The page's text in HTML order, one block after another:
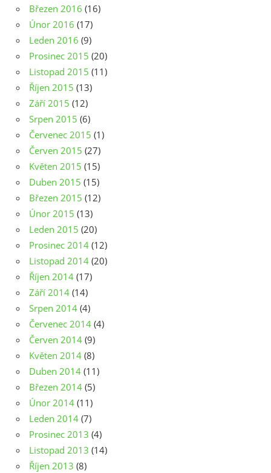
Březen 2016 (16)
Únor 2016 (17)
Leden 2016 (9)
Prosinec 2015 (20)
Listopad 2015 (11)
Říjen 2015 (13)
Září 2015 (12)
Srpen 2015 (6)
Červenec 2015 (1)
Červen 2015 (27)
Květen 2015 (15)
Duben 2015 (15)
Březen 2015 (12)
Únor 2015 (13)
Leden 2015 (20)
Prosinec 2014 (12)
Listopad 2014 (20)
Říjen 2014 (17)
Září 2014 (14)
Srpen 2014 (4)
Červenec 2014 (4)
Červen 2014 (9)
Květen 2014 (8)
Duben 2014 (11)
Březen 2014 (5)
Únor 2014 (11)
Leden 2014 (7)
Prosinec 2013 (4)
Listopad 2013 (14)
Říjen 2013 (8)